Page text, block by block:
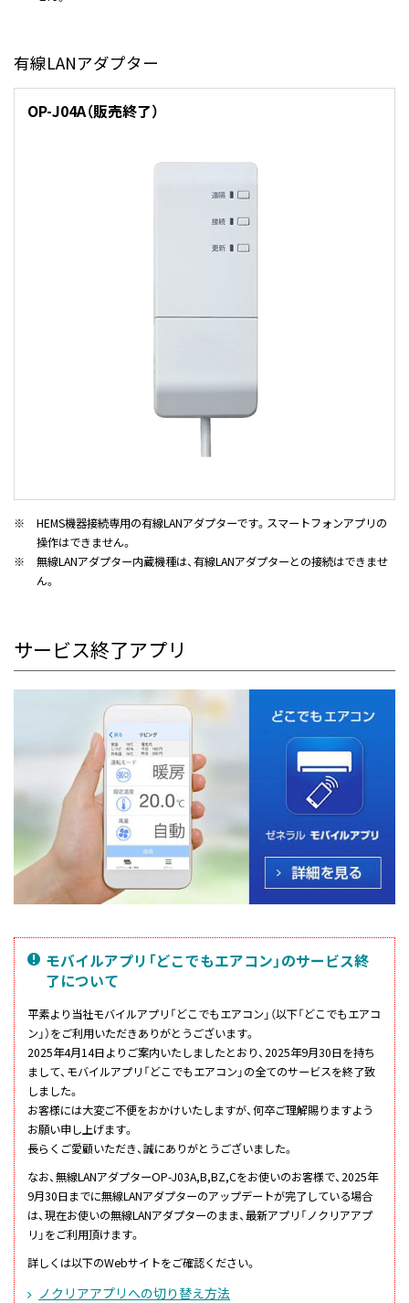
有線LANアダプター
OP-J04A（販売終了）
※ HEMS機器接続専用の有線LANアダプターです。 スマートフォンアプリの
操作はできません。
※
無線LANアダプター内蔵機種は、有線LANアダプターとの接続はできませ
ん。
サービス終了アプリ
モバイルアプリ「どこでもエアコン」のサービス終
了について
平素より当社モバイルアプリ「どこでもエアコン」（以下「どこでもエアコ
ン」）をご利用いただきありがとうございます。
2025年4月14日よりご案内いたしましたとおり、2025年9月30日を持ち
まして、モバイルアプリ「どこでもエアコン」の全てのサービスを終了致
しました。
お客様には大変ご不便をおかけいたしますが、何卒ご理解賜りますよう
お願い申し上げます。
長らくご愛顧いただき、誠にありがとうございました。
なお、無線LANアダプターOP-J03A,B,BZ,Cをお使いのお客様で、2025年
9月30日までに無線LANアダプターのアップデートが完了している場合
は、現在お使いの無線LANアダプターのまま、最新アプリ「ノクリアアプ
リ」をご利用頂けます。
詳しくは以下のWebサイトをご確認ください。
ノクリアアプリへの切り替え方法